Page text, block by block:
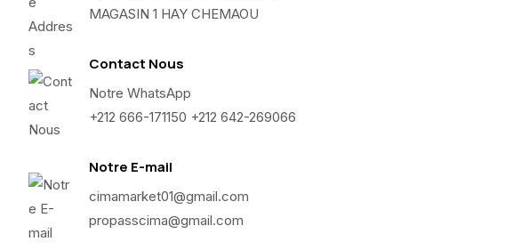
MAGASIN 1 HAY CHEMAOU
Contact Nous
Notre WhatsApp
+212 666-171150 +212 642-269066
Notre E-mail
cimamarket01@gmail.com
propasscima@gmail.com